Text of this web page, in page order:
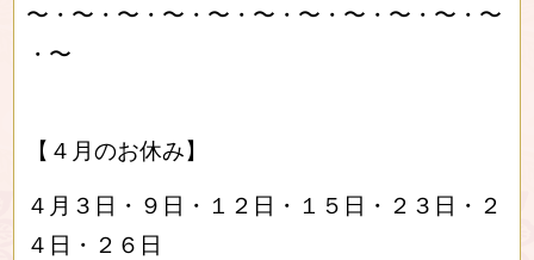
〜・〜・〜・〜・〜・〜・〜・〜・〜・〜・〜
・〜
【４月のお休み】
４月３日・９日・１２日・１５日・２３日・２
４日・２６日